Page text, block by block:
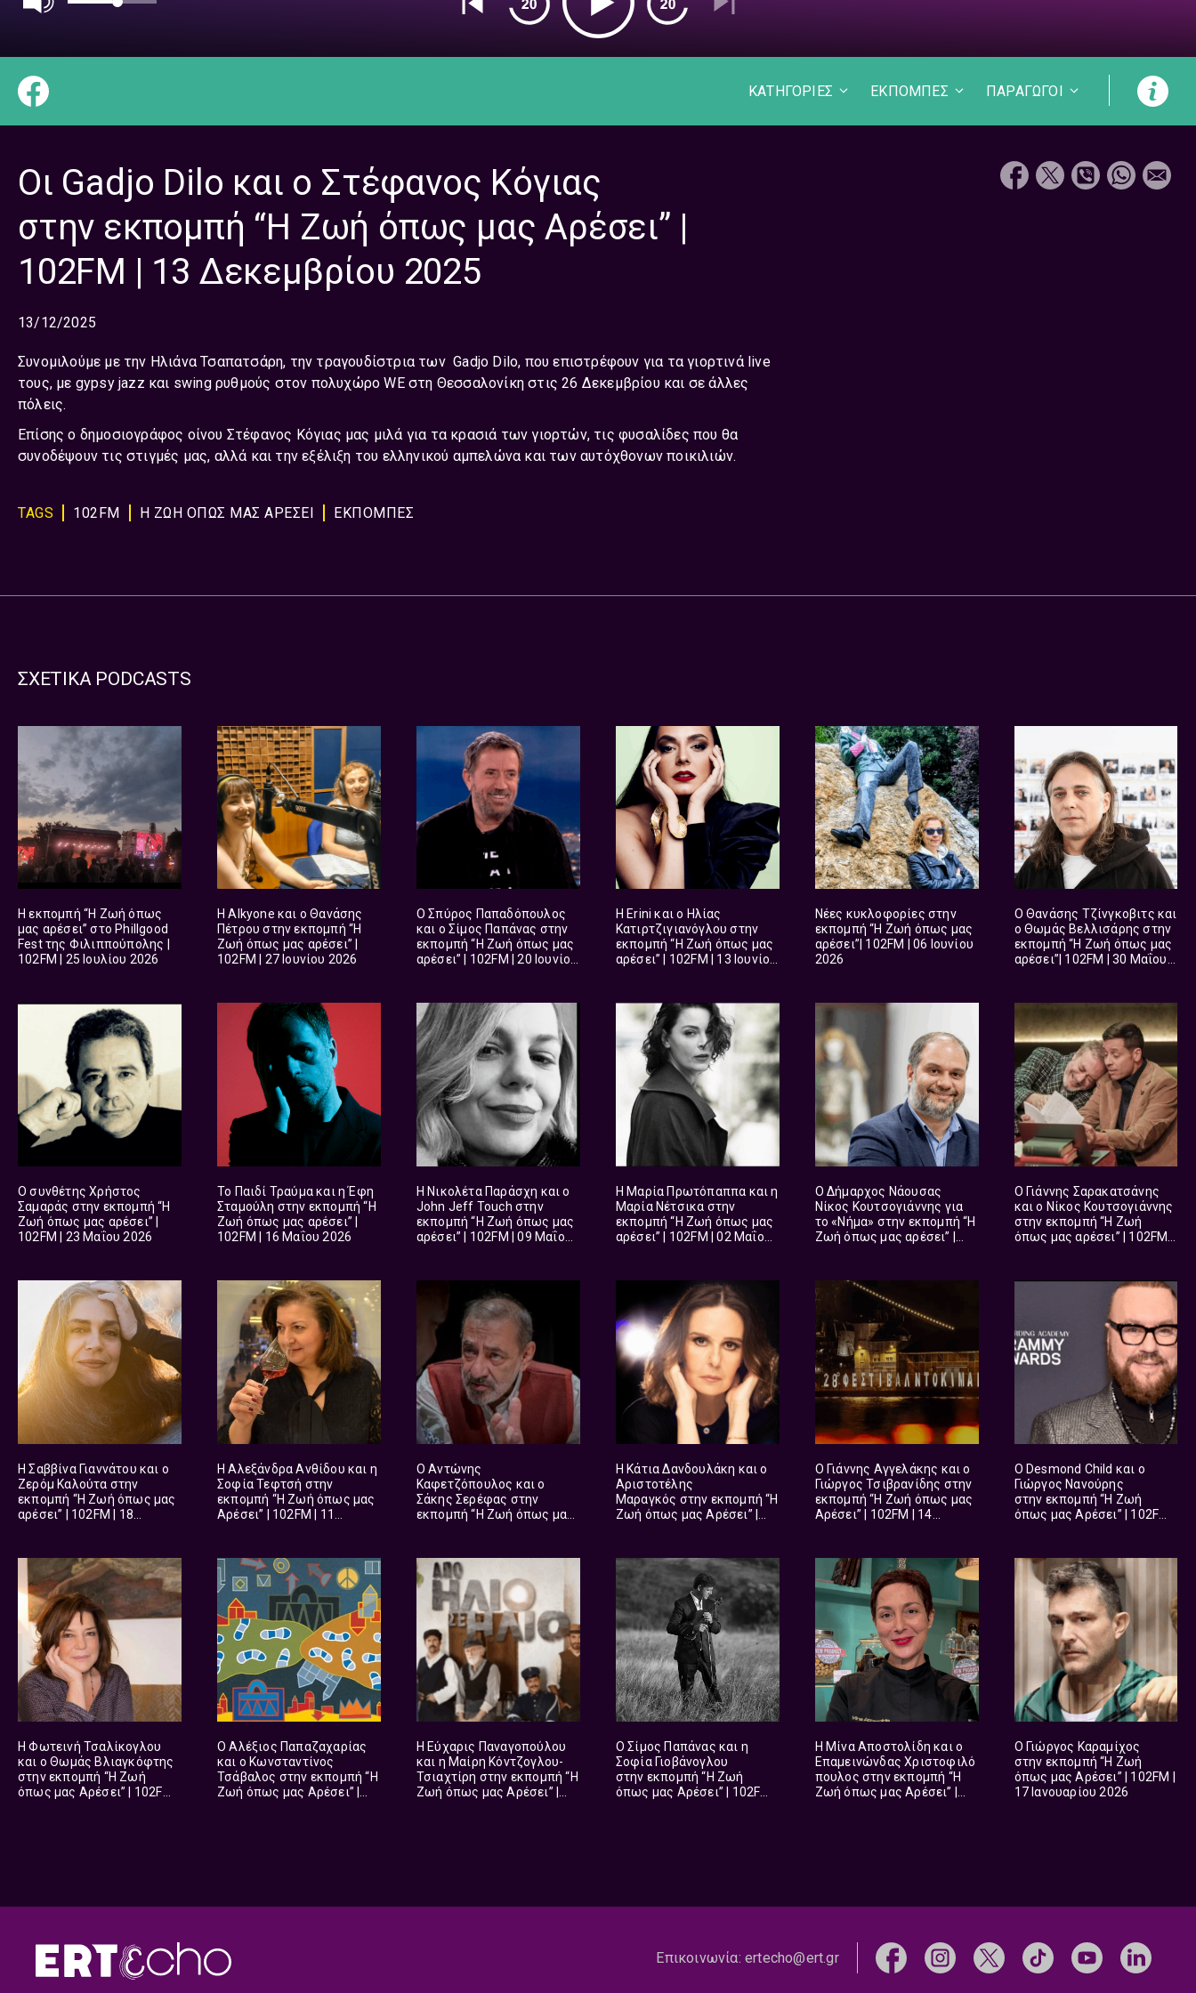
ΚΑΤΗΓΟΡΙΕΣ ΕΚΠΟΜΠΕΣ ΠΑΡΑΓΩΓΟΙ
Οι Gadjo Dilo και ο Στέφανος Κόγιας
στην εκπομπή “Η Ζωή όπως μας Αρέσει” |
102FM | 13 Δεκεμβρίου 2025
13/12/2025
Συνομιλούμε με την Ηλιάνα Τσαπατσάρη, την τραγουδίστρια τωνGadjo Dilo, που επιστρέφουν για τα γιορτινά live
τους, με gypsy jazz και swing ρυθμούς στον πολυχώροWEστη Θεσσαλονίκη στις 26 Δεκεμβρίου και σε άλλες
πόλεις.
Επίσης ο δημοσιογράφος οίνου Στέφανος Κόγιας μας μιλά για τα κρασιά των γιορτών, τιςφυσαλίδες που θα
συνοδέψουν τις στιγμές μας, αλλά και την εξέλιξη του ελληνικού αμπελώνα και των αυτόχθονων ποικιλιών.
TAGS 102FM Η ΖΩΗ ΟΠΩΣ ΜΑΣ ΑΡΕΣΕΙ ΕΚΠΟΜΠΈΣ
ΣΧΕΤΙΚΑ PODCASTS
Η εκπομπή “Η Ζωή όπως
μας αρέσει” στο Phillgood
Fest της Φιλιππούπολης |
102FM | 25 Ιουλίου 2026
H Alkyone και ο Θανάσης
Πέτρου στην εκπομπή “Η
Ζωή όπως μας αρέσει” |
102FM | 27 Ιουνίου 2026
O Σπύρος Παπαδόπουλος
και ο Σίμος Παπάνας στην
εκπομπή “Η Ζωή όπως μας
αρέσει” | 102FM | 20 Ιουνίου
H Erini και ο Ηλίας
Κατιρτζιγιανόγλου στην
εκπομπή “Η Ζωή όπως μας
αρέσει” | 102FM | 13 Ιουνίου
Νέες κυκλοφορίες στην
εκπομπή “Η Ζωή όπως μας
αρέσει”| 102FM | 06 Ιουνίου
2026
O Θανάσης Τζίνγκοβιτς και
ο Θωμάς Βελλισάρης στην
εκπομπή “Η Ζωή όπως μας
αρέσει”| 102FM | 30 Μαΐου
O συνθέτης Χρήστος
Σαμαράς στην εκπομπή “Η
Ζωή όπως μας αρέσει” |
102FM | 23 Μαΐου 2026
Το Παιδί Τραύμα και η Έφη
Σταμούλη στην εκπομπή “Η
Ζωή όπως μας αρέσει” |
102FM | 16 Μαΐου 2026
H Νικολέτα Παράσχη και ο
John Jeff Touch στην
εκπομπή “Η Ζωή όπως μας
αρέσει” | 102FM | 09 Μαΐου
Η Μαρία Πρωτόπαππα και η
Μαρία Νέτσικα στην
εκπομπή “Η Ζωή όπως μας
αρέσει” | 102FM | 02 Μαΐου
O Δήμαρχος Νάουσας
Νίκος Κουτσογιάννης για
το «Νήμα» στην εκπομπή “Η
Ζωή όπως μας αρέσει” |
O Γιάννης Σαρακατσάνης
και ο Νίκος Κουτσογιάννης
στην εκπομπή “Η Ζωή
όπως μας αρέσει” | 102FM |
Η Σαββίνα Γιαννάτου και ο
Ζερόμ Καλούτα στην
εκπομπή “Η Ζωή όπως μας
αρέσει” | 102FM | 18
H Aλεξάνδρα Ανθίδου και η
Σοφία Τεφτσή στην
εκπομπή “Η Ζωή όπως μας
Αρέσει” | 102FM | 11
Ο Αντώνης
Καφετζόπουλος και ο
Σάκης Σερέφας στην
εκπομπή “Η Ζωή όπως μας
Η Κάτια Δανδουλάκη και ο
Αριστοτέλης
Μαραγκός στην εκπομπή “Η
Ζωή όπως μας Αρέσει” |
Ο Γιάννης Αγγελάκης και ο
Γιώργος Τσιβρανίδης στην
εκπομπή “Η Ζωή όπως μας
Αρέσει” | 102FM | 14
Ο Desmond Child και ο
Γιώργος Νανούρης
στην εκπομπή “Η Ζωή
όπως μας Αρέσει” | 102FM |
Η Φωτεινή Τσαλίκογλου
και ο Θωμάς Βλιαγκόφτης
στην εκπομπή “Η Ζωή
όπως μας Αρέσει” | 102FM |
Ο Αλέξιος Παπαζαχαρίας
και ο Κωνσταντίνος
Τσάβαλος στην εκπομπή “Η
Ζωή όπως μας Αρέσει” |
Η Εύχαρις Παναγοπούλου
και η Μαίρη Κόντζογλου-
Τσιαχτίρη στην εκπομπή “Η
Ζωή όπως μας Αρέσει” |
Ο Σίμος Παπάνας και η
Σοφία Γιοβάνογλου
στην εκπομπή “Η Ζωή
όπως μας Αρέσει” | 102FM |
H Mίνα Αποστολίδη και ο
Επαμεινώνδας Χριστοφιλό
πουλος στην εκπομπή “Η
Ζωή όπως μας Αρέσει” |
Ο Γιώργος Καραμίχος
στην εκπομπή “Η Ζωή
όπως μας Αρέσει” | 102FM |
17 Ιανουαρίου 2026
Επικοινωνία:ertecho@ert.gr